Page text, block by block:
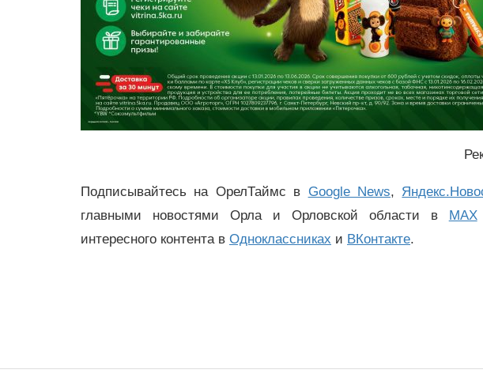
Подписывайтесь на ОрелТаймс в Google News,
главными новостями Орла и Орловской области в
MAX
интересного контента в Одноклассниках и ВКонтакте.